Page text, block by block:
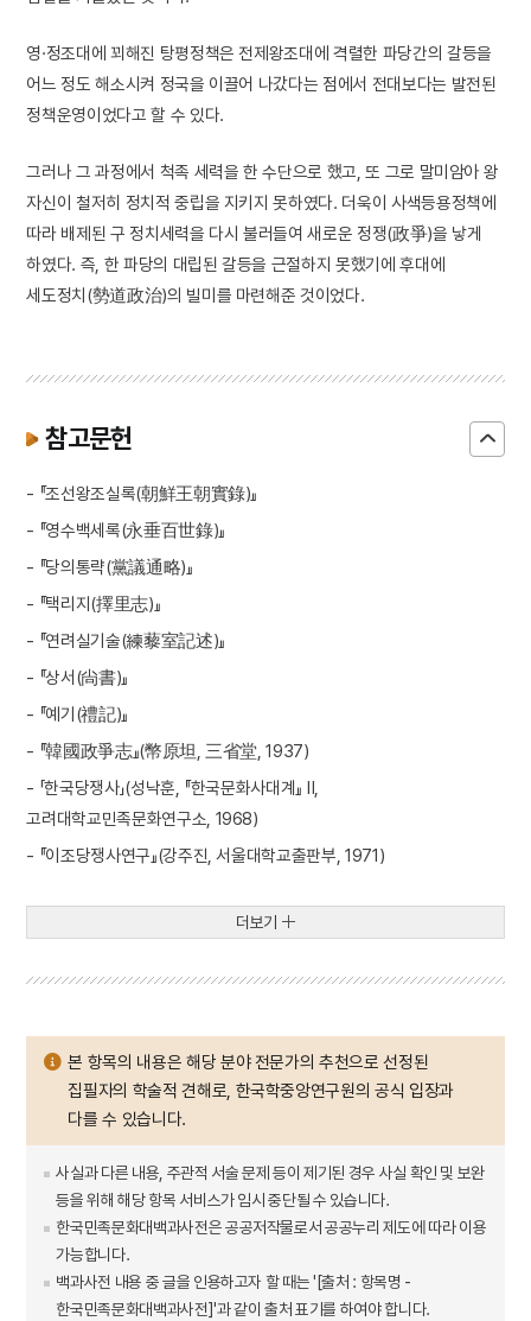
영·정조대에 꾀해진 탕평정책은 전제왕조대에 격렬한 파당간의 갈등을
어느 정도 해소시켜 정국을 이끌어 나갔다는 점에서 전대보다는 발전된
정책운영이었다고 할 수 있다.
그러나 그 과정에서 척족 세력을 한 수단으로 했고, 또 그로 말미암아 왕
자신이 철저히 정치적 중립을 지키지 못하였다. 더욱이 사색등용정책에
따라 배제된 구 정치세력을 다시 불러들여 새로운 정쟁(政爭)을 낳게
하였다. 즉, 한 파당의 대립된 갈등을 근절하지 못했기에 후대에
세도정치(勢道政治)의 빌미를 마련해준 것이었다.
참고문헌
- 『조선왕조실록(朝鮮王朝實錄)』
- 『영수백세록(永垂百世錄)』
- 『당의통략(黨議通略)』
- 『택리지(擇里志)』
- 『연려실기술(練藜室記述)』
- 『상서(尙書)』
- 『예기(禮記)』
- 『韓國政爭志』(幣原坦, 三省堂, 1937)
- 「한국당쟁사」(성낙훈, 『한국문화사대계』 Ⅱ,
고려대학교민족문화연구소, 1968)
- 『이조당쟁사연구』(강주진, 서울대학교출판부, 1971)
더보기
본 항목의 내용은 해당 분야 전문가의 추천으로 선정된
집필자의 학술적 견해로, 한국학중앙연구원의 공식 입장과
다를 수 있습니다.
사실과 다른 내용, 주관적 서술 문제 등이 제기된 경우 사실 확인 및 보완
등을 위해 해당 항목 서비스가 임시 중단될 수 있습니다.
한국민족문화대백과사전은 공공저작물로서 공공누리 제도에 따라 이용
가능합니다.
백과사전 내용 중 글을 인용하고자 할 때는 '[출처 : 항목명 -
한국민족문화대백과사전]'과 같이 출처 표기를 하여야 합니다.